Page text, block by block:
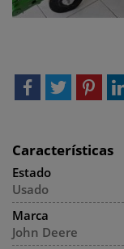
Características
Estado
Usado
Marca
John Deere